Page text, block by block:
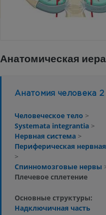
Анатомическая
Анатомия человека 2
Человеческое тело >
Systemata integrantia >
Нервная система >
Периферическая
>
Спинномозговые нервы
Плечевое сплетение
Основные структуры:
Надключичная часть